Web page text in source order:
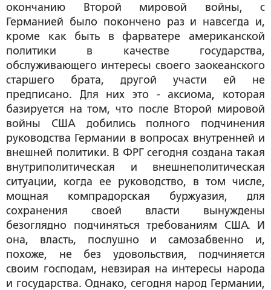
окончанию Второй мировой войны, с
Германией было покончено раз и навсегда и,
кроме как быть в фарватере американской
политики в качестве государства,
обслуживающего интересы своего заокеанского
старшего брата, другой участи ей не
предписано. Для них это - аксиома, которая
базируется на том, что после Второй мировой
войны США добились полного подчинения
руководства Германии в вопросах внутренней и
внешней политики. В ФРГ сегодня создана такая
внутриполитическая и внешнеполитическая
ситуации, когда ее руководство, в том числе,
мощная компрадорская буржуазия, для
сохранения своей власти вынуждены
безоглядно подчиняться требованиям США. И
она, власть, послушно и самозабвенно и,
похоже, не без удовольствия, подчиняется
своим господам, невзирая на интересы народа
и государства. Однако, сегодня народ Германии,